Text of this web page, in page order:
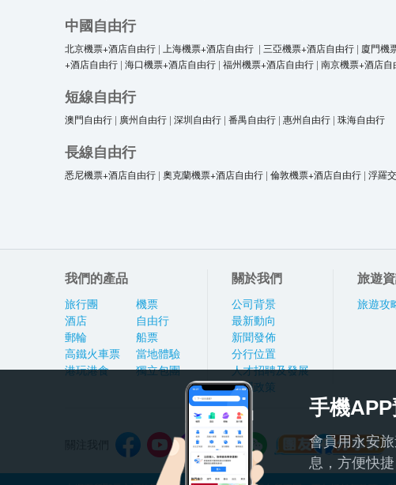
中國自由行
北京機票+酒店自由行 | 上海機票+酒店自由行 | 三亞機票+酒店自由行 | 廈門機
+酒店自由行 | 海口機票+酒店自由行 | 福州機票+酒店自由行 | 南京機票+酒店自
短線自由行
澳門自由行 | 廣州自由行 | 深圳自由行 | 番禺自由行 | 惠州自由行 | 珠海自由行
長線自由行
悉尼機票+酒店自由行 | 奧克蘭機票+酒店自由行 | 倫敦機票+酒店自由行 | 浮羅
我們的產品
旅行團
酒店
郵輪
高鐵火車票
港玩港食
機票
自由行
船票
當地體驗
獨立包團
關於我們
公司背景
最新動向
新聞發佈
分行位置
人才招聘及發展
私隱政策
旅遊
旅遊攻
手機APP
會員用永安
息，方便快捷